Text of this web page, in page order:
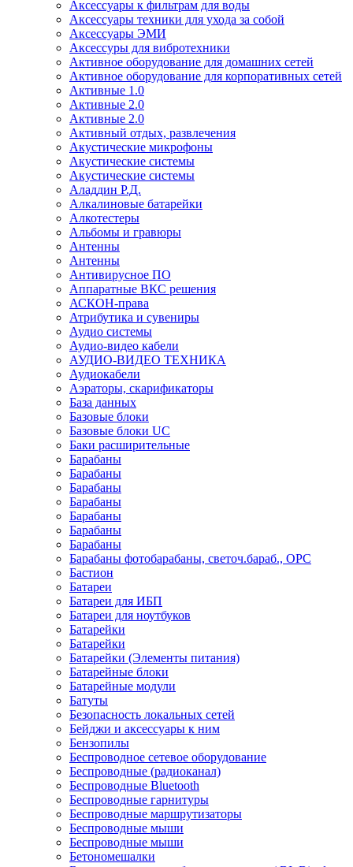
Аксессуары к фильтрам для воды
Аксессуары техники для ухода за собой
Аксессуары ЭМИ
Аксессуры для вибротехники
Активное оборудование для домашних сетей
Активное оборудование для корпоративных сетей
Активные 1.0
Активные 2.0
Активные 2.0
Активный отдых, развлечения
Акустические микрофоны
Акустические системы
Акустические системы
Аладдин Р.Д.
Алкалиновые батарейки
Алкотестеры
Альбомы и гравюры
Антенны
Антенны
Антивирусное ПО
Аппаратные ВКС решения
АСКОН-права
Атрибутика и сувениры
Аудио системы
Аудио-видео кабели
АУДИО-ВИДЕО ТЕХНИКА
Аудиокабели
Аэраторы, скарификаторы
База данных
Базовые блоки
Базовые блоки UC
Баки расширительные
Барабаны
Барабаны
Барабаны
Барабаны
Барабаны
Барабаны
Барабаны
Барабаны фотобарабаны, светоч.бараб., OPC
Бастион
Батареи
Батареи для ИБП
Батареи для ноутбуков
Батарейки
Батарейки
Батарейки (Элементы питания)
Батарейные блоки
Батарейные модули
Батуты
Безопасность локальных сетей
Бейджи и аксесcуары к ним
Бензопилы
Беспроводное сетевое оборудование
Беспроводные (радиоканал)
Беспроводные Bluetooth
Беспроводные гарнитуры
Беспроводные маршрутизаторы
Беспроводные мыши
Беспроводные мыши
Бетономешалки